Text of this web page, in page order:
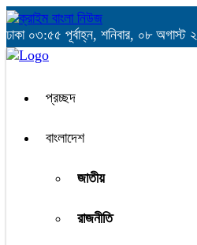
ঢাকা ০৩:৫৫ পূর্বাহ্ন, শনিবার, ০৮ অগাস্ট
প্রচ্ছদ
বাংলাদেশ
জাতীয়
রাজনীতি